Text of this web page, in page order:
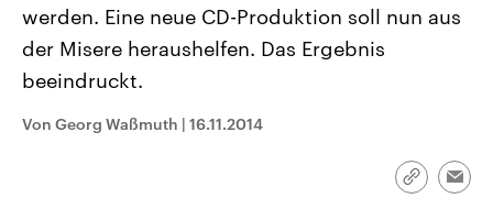
Alle Informationen
Sachsen-Anhalt wählt am 6.
September 2026 einen neuen
Bundesland von einer Koalition aus
Umfragen, Prognosen,
Wahlprogramme, aktuelle Berichte
Hintergründe
Wirtschaftlich und
gehören die Vereinigten
den mächtigsten Ländern
werden. Eine neue CD-Produktion soll nun aus
der Misere heraushelfen. Das Ergebnis
beeindruckt.
Von Georg Waßmuth | 16.11.2014
Link